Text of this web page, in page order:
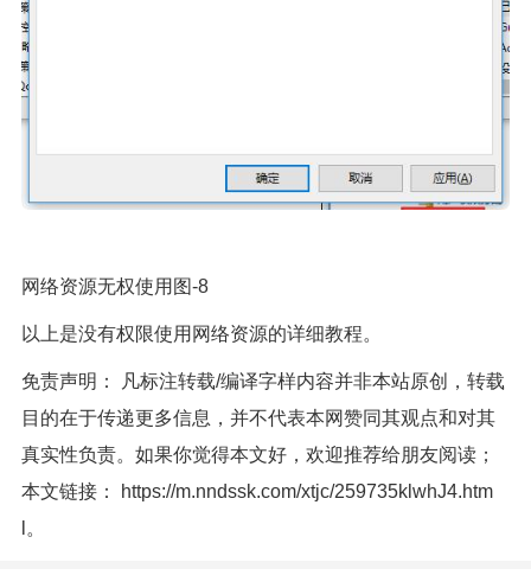
网络资源无权使用图-8
以上是没有权限使用网络资源的详细教程。
免责声明： 凡标注转载/编译字样内容并非本站原创，转载
目的在于传递更多信息，并不代表本网赞同其观点和对其
真实性负责。如果你觉得本文好，欢迎推荐给朋友阅读；
本文链接：
https://m.nndssk.com/xtjc/259735klwhJ4.htm
。